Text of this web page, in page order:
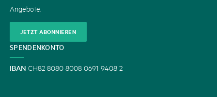
Angebote.
JETZT ABONNIEREN
SPENDENKONTO
IBAN CH82 8080 8008 0691 9408 2